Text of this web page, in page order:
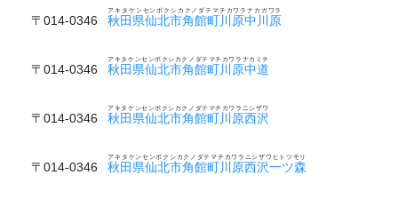
〒014-0346 秋田県仙北市角館町川原中川原
アキタケンセンボクシカクノダテマチカワラナカガワラ
〒014-0346 秋田県仙北市角館町川原中道
アキタケンセンボクシカクノダテマチカワラナカミチ
〒014-0346 秋田県仙北市角館町川原西沢
アキタケンセンボクシカクノダテマチカワラニシザワ
〒014-0346 秋田県仙北市角館町川原西沢一ツ森
アキタケンセンボクシカクノダテマチカワラニシザワヒトツモリ